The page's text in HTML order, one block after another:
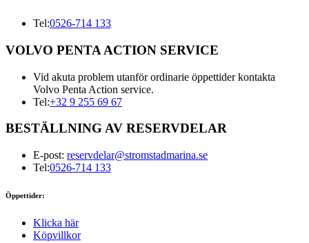
Tel:0526-714 133
VOLVO PENTA ACTION SERVICE
Vid akuta problem utanför ordinarie öppettider kontakta
Volvo Penta Action service.
Tel:+32 9 255 69 67
BESTÄLLNING AV RESERVDELAR
E-post: reservdelar@stromstadmarina.se
Tel:0526-714 133
Öppettider:
Klicka här
Köpvillkor